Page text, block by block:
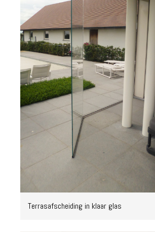
Terrasafscheiding in klaar glas